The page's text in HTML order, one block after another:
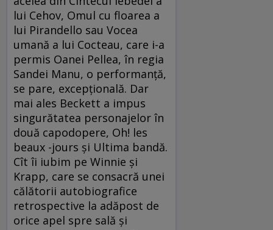
lui Cehov, Omul cu floarea a
lui Pirandello sau Vocea
umană a lui Cocteau, care i-a
permis Oanei Pellea, în regia
Sandei Manu, o performanţă,
se pare, excepţională. Dar
mai ales Beckett a impus
singurătatea personajelor în
două capodopere, Oh! les
beaux -jours şi Ultima bandă.
Cît îi iubim pe Winnie şi
Krapp, care se consacră unei
călătorii autobiografice
retrospective la adăpost de
orice apel spre sală şi